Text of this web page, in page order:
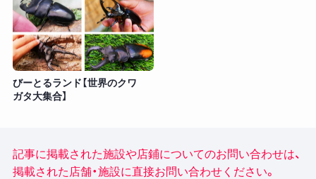
びーとるランド【世界のクワ
ガタ大集合】
記事に掲載された施設や店鋪についてのお問い合わせは、
掲載された店舗・施設に直接お問い合わせください。